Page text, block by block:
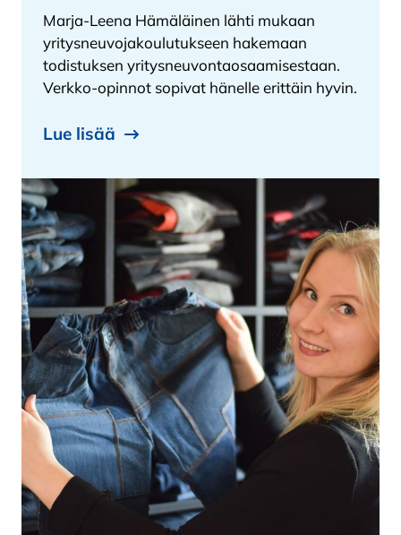
Marja-Leena Hämäläinen lähti mukaan
yritysneuvojakoulutukseen hakemaan
todistuksen yritysneuvontaosaamisestaan.
Verkko-opinnot sopivat hänelle erittäin hyvin.
Lue lisää